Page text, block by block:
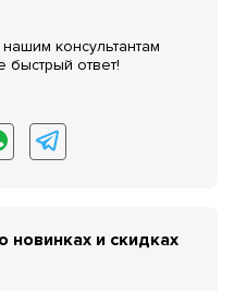
консультантам
быстрый ответ!
и скидках